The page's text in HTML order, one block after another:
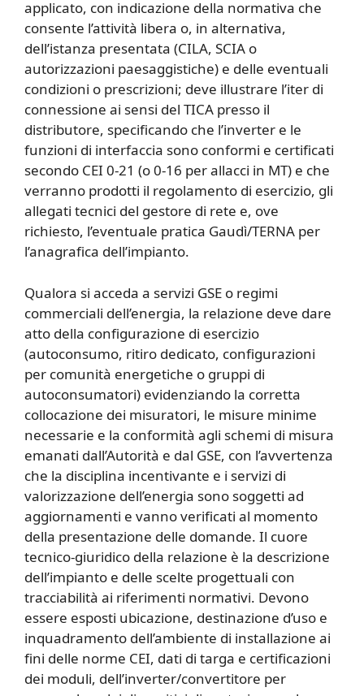
applicato, con indicazione della normativa che
consente l’attività libera o, in alternativa,
dell’istanza presentata (CILA, SCIA o
autorizzazioni paesaggistiche) e delle eventuali
condizioni o prescrizioni; deve illustrare l’iter di
connessione ai sensi del TICA presso il
distributore, specificando che l’inverter e le
funzioni di interfaccia sono conformi e certificati
secondo CEI 0-21 (o 0-16 per allacci in MT) e che
verranno prodotti il regolamento di esercizio, gli
allegati tecnici del gestore di rete e, ove
richiesto, l’eventuale pratica Gaudì/TERNA per
l’anagrafica dell’impianto.
Qualora si acceda a servizi GSE o regimi
commerciali dell’energia, la relazione deve dare
atto della configurazione di esercizio
(autoconsumo, ritiro dedicato, configurazioni
per comunità energetiche o gruppi di
autoconsumatori) evidenziando la corretta
collocazione dei misuratori, le misure minime
necessarie e la conformità agli schemi di misura
emanati dall’Autorità e dal GSE, con l’avvertenza
che la disciplina incentivante e i servizi di
valorizzazione dell’energia sono soggetti ad
aggiornamenti e vanno verificati al momento
della presentazione delle domande. Il cuore
tecnico-giuridico della relazione è la descrizione
dell’impianto e delle scelte progettuali con
tracciabilità ai riferimenti normativi. Devono
essere esposti ubicazione, destinazione d’uso e
inquadramento dell’ambiente di installazione ai
fini delle norme CEI, dati di targa e certificazioni
dei moduli, dell’inverter/convertitore per